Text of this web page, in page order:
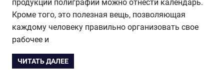
продукции полиграфии можно отнести календарь.
Кроме того, это полезная вещь, позволяющая
каждому человеку правильно организовать свое
рабочее и
ЧИТАТЬ ДАЛЕЕ